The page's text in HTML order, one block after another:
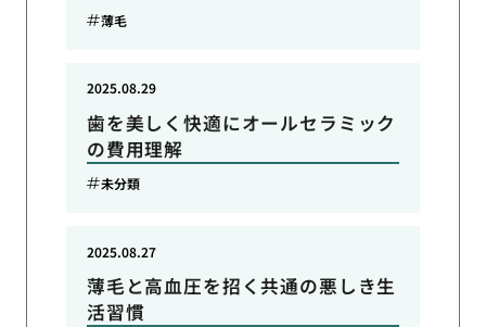
薄毛
歯を美しく快適にオールセラミック
の費用理解
2025.08.29
未分類
薄毛と高血圧を招く共通の悪しき生
活習慣
2025.08.27